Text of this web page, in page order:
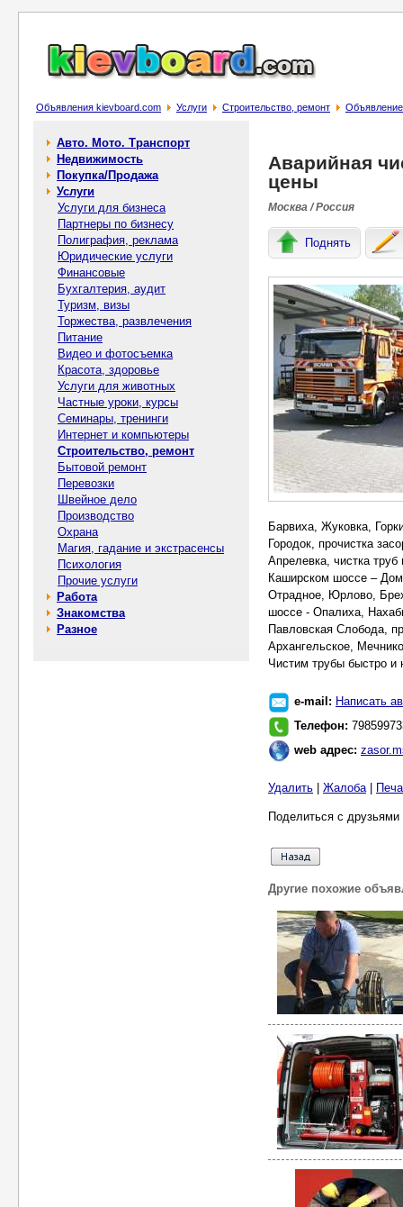
Объявления kievboard.com Услуги Строительство, ремонт
Авто. Мото. Транспорт
Недвижимость
Покупка/Продажа
Услуги
Услуги для бизнеса
Партнеры по бизнесу
Полиграфия, реклама
Юридические услуги
Финансовые
Бухгалтерия, аудит
Туризм, визы
Торжества, развлечения
Питание
Видео и фотосъемка
Красота, здоровье
Услуги для животных
Частные уроки, курсы
Семинары, тренинги
Интернет и компьютеры
Строительство, ремонт
Бытовой ремонт
Перевозки
Швейное дело
Производство
Охрана
Магия, гадание и экстрасенсы
Психология
Прочие услуги
Работа
Знакомства
Разное
Аварийная
цены
Москва / Россия
Поднять
Барвиха, Жуковка,
Городок, прочистка
Апрелевка, чистка
Каширском шоссе –
Отрадное, Юрлово,
шоссе - Опалиха,
Павловская Слобода,
Архангельское,
Чистим трубы быстро
e-mail: Написать
Телефон:
web адрес:
Удалить Жалоба|
Поделиться с
Другие похожие